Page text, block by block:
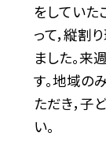
をしていた
って，縦割
ました。来
す。地域の
ただき，子
い。